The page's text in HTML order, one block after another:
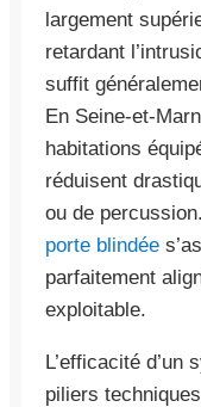
largement
retardant
suffit
En Seine-et-
habitations
réduisent
ou de
porte blindée
parfaitement
exploitable.
L’efficacité d’un
piliers